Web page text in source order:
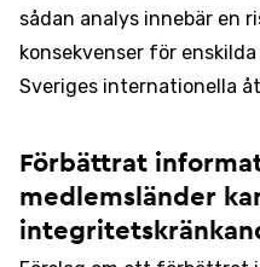
sådan analys innebär en
konsekvenser för
Sveriges internationella
Förbättrat
medlemsländer